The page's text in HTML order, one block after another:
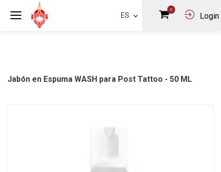
ES
0
Login
Jabón en Espuma WASH para Post Tattoo - 50 ML